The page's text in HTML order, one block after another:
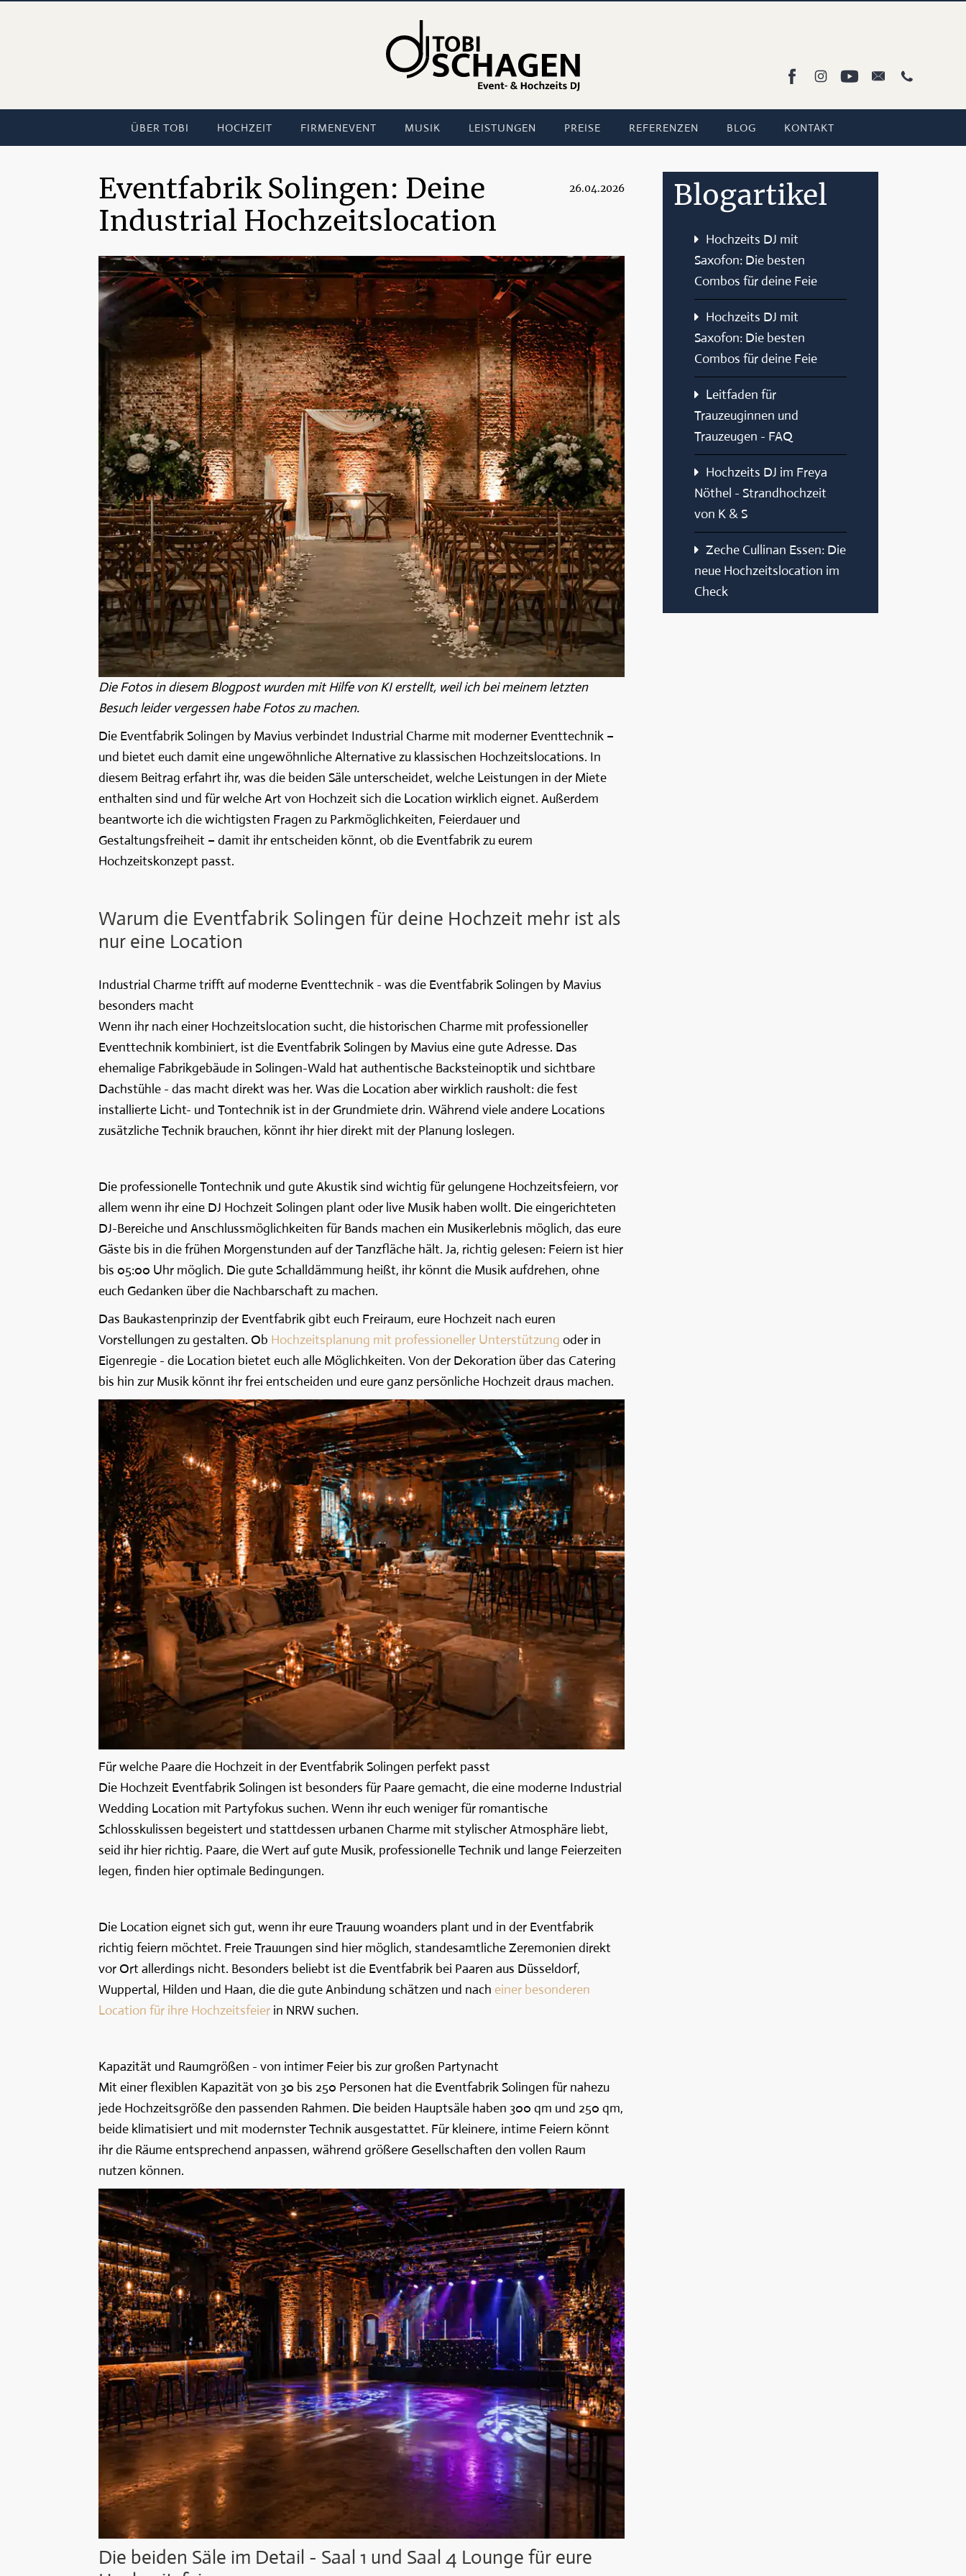
ÜBER TOBI HOCHZEIT FIRMENEVENT MUSIK LEISTUNGEN PREISE REFERENZEN BLOG KONTAKT
Blogartikel
Hochzeits DJ mit
Saxofon: Die besten
Combos für deine Feie
Hochzeits DJ mit
Saxofon: Die besten
Combos für deine Feie
Leitfaden für
Trauzeuginnen und
Trauzeugen - FAQ
Hochzeits DJ im Freya
Nöthel - Strandhochzeit
von K & S
Zeche Cullinan Essen: Die
neue Hochzeitslocation im
Check
26.04.2026
Eventfabrik Solingen: Deine
Industrial Hochzeitslocation
Die Fotos in diesem Blogpost wurden mit Hilfe von KI erstellt, weil ich bei meinem letzten
Besuch leider vergessen habe Fotos zu machen.
Die Eventfabrik Solingen by Mavius verbindet Industrial Charme mit moderner Eventtechnik –
und bietet euch damit eine ungewöhnliche Alternative zu klassischen Hochzeitslocations. In
diesem Beitrag erfahrt ihr, was die beiden Säle unterscheidet, welche Leistungen in der Miete
enthalten sind und für welche Art von Hochzeit sich die Location wirklich eignet. Außerdem
beantworte ich die wichtigsten Fragen zu Parkmöglichkeiten, Feierdauer und
Gestaltungsfreiheit – damit ihr entscheiden könnt, ob die Eventfabrik zu eurem
Hochzeitskonzept passt.
Warum die Eventfabrik Solingen für deine Hochzeit mehr ist als
nur eine Location
Industrial Charme trifft auf moderne Eventtechnik - was die Eventfabrik Solingen by Mavius
besonders macht
Wenn ihr nach einer Hochzeitslocation sucht, die historischen Charme mit professioneller
Eventtechnik kombiniert, ist die Eventfabrik Solingen by Mavius eine gute Adresse. Das
ehemalige Fabrikgebäude in Solingen-Wald hat authentische Backsteinoptik und sichtbare
Dachstühle - das macht direkt was her. Was die Location aber wirklich rausholt: die fest
installierte Licht- und Tontechnik ist in der Grundmiete drin. Während viele andere Locations
zusätzliche Technik brauchen, könnt ihr hier direkt mit der Planung loslegen.
Die professionelle Tontechnik und gute Akustik sind wichtig für gelungene Hochzeitsfeiern, vor
allem wenn ihr eine DJ Hochzeit Solingen plant oder live Musik haben wollt. Die eingerichteten
DJ-Bereiche und Anschlussmöglichkeiten für Bands machen ein Musikerlebnis möglich, das eure
Gäste bis in die frühen Morgenstunden auf der Tanzfläche hält. Ja, richtig gelesen: Feiern ist hier
bis 05:00 Uhr möglich. Die gute Schalldämmung heißt, ihr könnt die Musik aufdrehen, ohne
euch Gedanken über die Nachbarschaft zu machen.
Das Baukastenprinzip der Eventfabrik gibt euch Freiraum, eure Hochzeit nach euren
Vorstellungen zu gestalten. Ob Hochzeitsplanung mit professioneller Unterstützung oder in
Eigenregie - die Location bietet euch alle Möglichkeiten. Von der Dekoration über das Catering
bis hin zur Musik könnt ihr frei entscheiden und eure ganz persönliche Hochzeit draus machen.
Für welche Paare die Hochzeit in der Eventfabrik Solingen perfekt passt
Die Hochzeit Eventfabrik Solingen ist besonders für Paare gemacht, die eine moderne Industrial
Wedding Location mit Partyfokus suchen. Wenn ihr euch weniger für romantische
Schlosskulissen begeistert und stattdessen urbanen Charme mit stylischer Atmosphäre liebt,
seid ihr hier richtig. Paare, die Wert auf gute Musik, professionelle Technik und lange Feierzeiten
legen, finden hier optimale Bedingungen.
Die Location eignet sich gut, wenn ihr eure Trauung woanders plant und in der Eventfabrik
richtig feiern möchtet. Freie Trauungen sind hier möglich, standesamtliche Zeremonien direkt
vor Ort allerdings nicht. Besonders beliebt ist die Eventfabrik bei Paaren aus Düsseldorf,
Wuppertal, Hilden und Haan, die die gute Anbindung schätzen und nach einer besonderen
Location für ihre Hochzeitsfeier in NRW suchen.
Kapazität und Raumgrößen - von intimer Feier bis zur großen Partynacht
Mit einer flexiblen Kapazität von 30 bis 250 Personen hat die Eventfabrik Solingen für nahezu
jede Hochzeitsgröße den passenden Rahmen. Die beiden Hauptsäle haben 300 qm und 250 qm,
beide klimatisiert und mit modernster Technik ausgestattet. Für kleinere, intime Feiern könnt
ihr die Räume entsprechend anpassen, während größere Gesellschaften den vollen Raum
nutzen können.
Die beiden Säle im Detail - Saal 1 und Saal 4 Lounge für eure